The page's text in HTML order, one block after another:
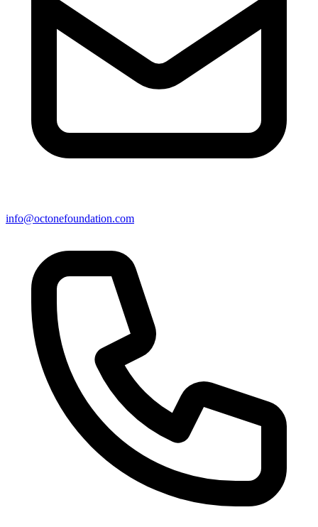
info@octonefoundation.com